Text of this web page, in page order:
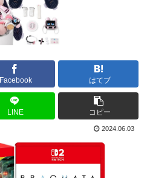
Facebook はてブ
LINE コピー
2024.06.03